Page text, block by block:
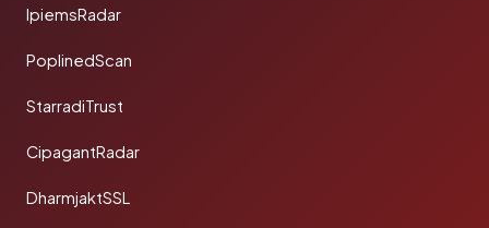
IpiemsRadar
PoplinedScan
StarradiTrust
CipagantRadar
DharmjaktSSL